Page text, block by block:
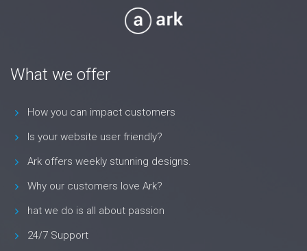
What we offer
How you can impact customers
Is your website user friendly?
Ark offers weekly stunning designs.
Why our customers love Ark?
hat we do is all about passion
24/7 Support